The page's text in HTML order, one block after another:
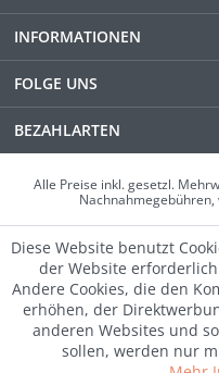
INFORMATIONEN
FOLGE UNS
BEZAHLARTEN
Alle Preise inkl. gesetzl.
Diese Website benutzt
der Website
Andere Cookies, die den
erhöhen, der
anderen Websites und
sollen, werden nur